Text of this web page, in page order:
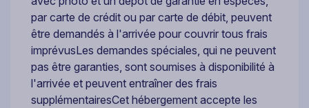
par carte de crédit ou par carte de débit, peuvent
être demandés à l'arrivée pour couvrir tous frais
imprévusLes demandes spéciales, qui ne peuvent
pas être garanties, sont soumises à disponibilité à
l'arrivée et peuvent entraîner des frais
supplémentairesCet hébergement accepte les